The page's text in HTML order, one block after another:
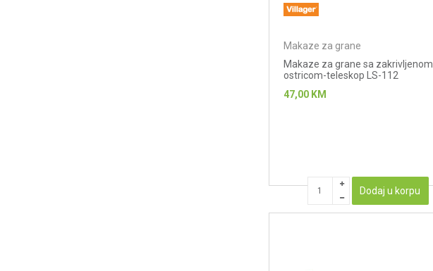
Makaze za grane
Makaze za grane sa zakrivljenom
ostricom-teleskop LS-112
47,00 KM
Dodaj u korpu